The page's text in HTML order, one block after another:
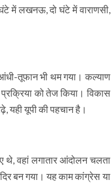
में लखनऊ, दो घंटे में वाराणसी,
तूफान भी थम गया। कल्याण
को तेज किया। विकास
यही यूपी की पहचान है।
थे, वहां लगातार आंदोलन चलता
बन गया। यह काम कांग्रेस या